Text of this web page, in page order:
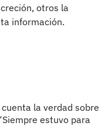
otros la
información.
la verdad sobre
estuvo para